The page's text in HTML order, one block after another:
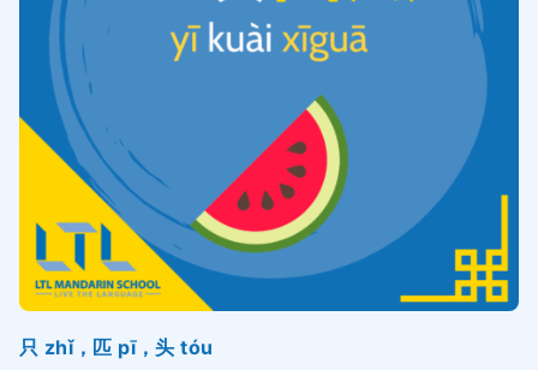
只 zhǐ，匹 pī，头 tóu